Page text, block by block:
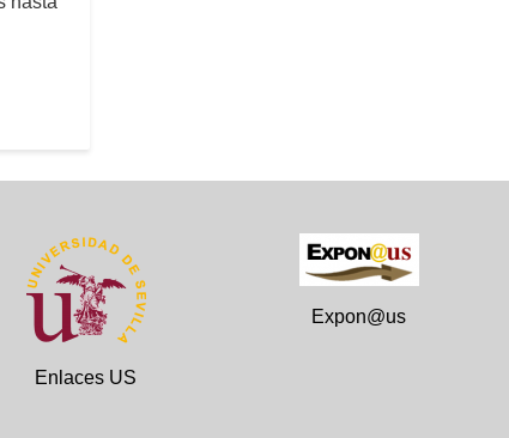
Enlaces US
Expon@us